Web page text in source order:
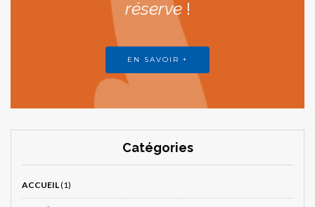
réserve!
EN SAVOIR +
Catégories
ACCUEIL(1)